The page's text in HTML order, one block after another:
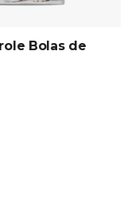
Bolas de